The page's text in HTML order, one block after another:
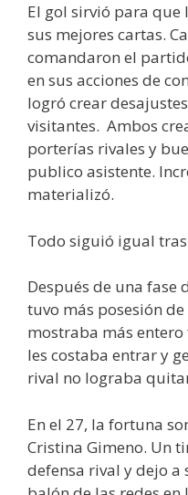
El gol sirvió para
sus mejores cartas.
comandaron el
en sus acciones de
logró crear
visitantes. Ambos
porterías rivales y
publico asistente.
materializó.
Todo siguió igual
Después de una fase
tuvo más posesión
mostraba más entero
les costaba entrar y
rival no lograba
En el 27, la fortuna
Cristina Gimeno. Un
defensa rival y dejo a